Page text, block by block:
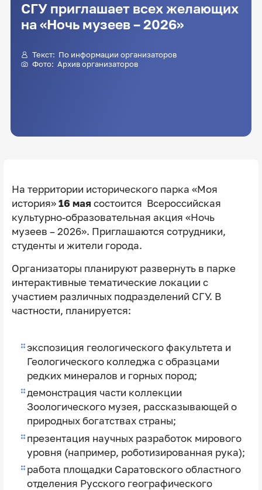
СГУ приглашает всех желающих
на «Ночь музеев – 2026»
Текст: По информации организаторов
Фото: Архив организаторов
На территории исторического парка «Моя
история» 16 мая состоится Всероссийская
культурно-образовательная акция «Ночь
музеев – 2026». Приглашаются сотрудники,
студенты и жители города.
Организаторы планируют развернуть в парке
интерактивные тематические локации с
участием различных подразделений СГУ. В
частности, планируется:
экспозиция геологического факультета и
Геологического колледжа с образцами
редких минералов и горных пород;
демонстрация части коллекции
Зоологического музея, рассказывающей о
природных богатствах страны;
презентация научных разработок мирового
уровня (например, роботизированная рука);
работа площадки Саратовского областного
отделения Русского географического